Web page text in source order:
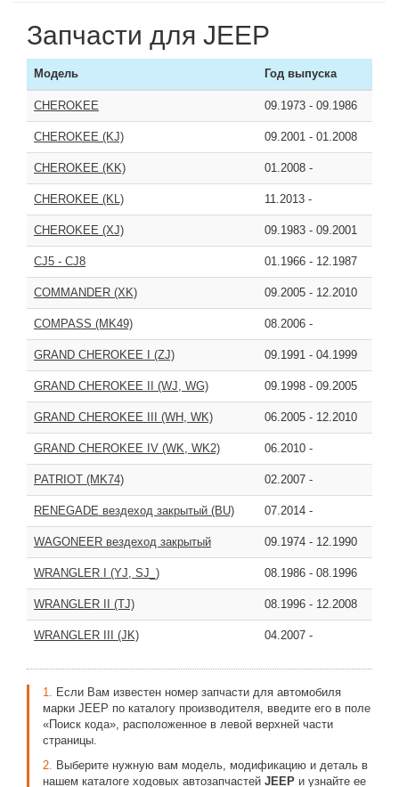
Запчасти для JEEP
Модель Год выпуска
CHEROKEE 09.1973 - 09.1986
CHEROKEE (KJ) 09.2001 - 01.2008
CHEROKEE (KK) 01.2008 -
CHEROKEE (KL) 11.2013 -
CHEROKEE (XJ) 09.1983 - 09.2001
CJ5 - CJ8 01.1966 - 12.1987
COMMANDER (XK) 09.2005 - 12.2010
COMPASS (MK49) 08.2006 -
GRAND CHEROKEE I (ZJ) 09.1991 - 04.1999
GRAND CHEROKEE II (WJ, WG) 09.1998 - 09.2005
GRAND CHEROKEE III (WH, WK) 06.2005 - 12.2010
GRAND CHEROKEE IV (WK, WK2) 06.2010 -
PATRIOT (MK74) 02.2007 -
RENEGADE вездеход закрытый (BU) 07.2014 -
WAGONEER вездеход закрытый 09.1974 - 12.1990
WRANGLER I (YJ, SJ_) 08.1986 - 08.1996
WRANGLER II (TJ) 08.1996 - 12.2008
WRANGLER III (JK) 04.2007 -
1. Если Вам известен номер запчасти для автомобиля
марки JEEP по каталогу производителя, введите его в поле
«Поиск кода», расположенное в левой верхней части
страницы.
2. Выберите нужную вам модель, модификацию и деталь в
нашем каталоге ходовых автозапчастей JEEP и узнайте ее